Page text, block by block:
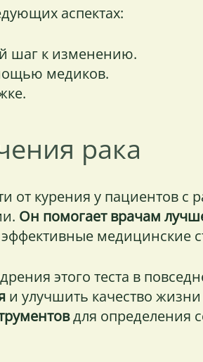
аспектах:
шаг к изменению.
медиков.
рака
от курения у пациентов с
Он помогает врачам
медицинские
этого теста в
и улучшить качество
для определения